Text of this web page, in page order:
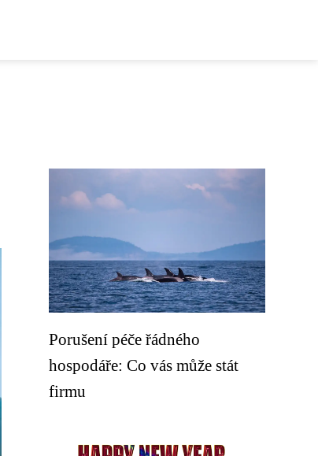
Porušení péče řádného
hospodáře: Co vás může stát
firmu